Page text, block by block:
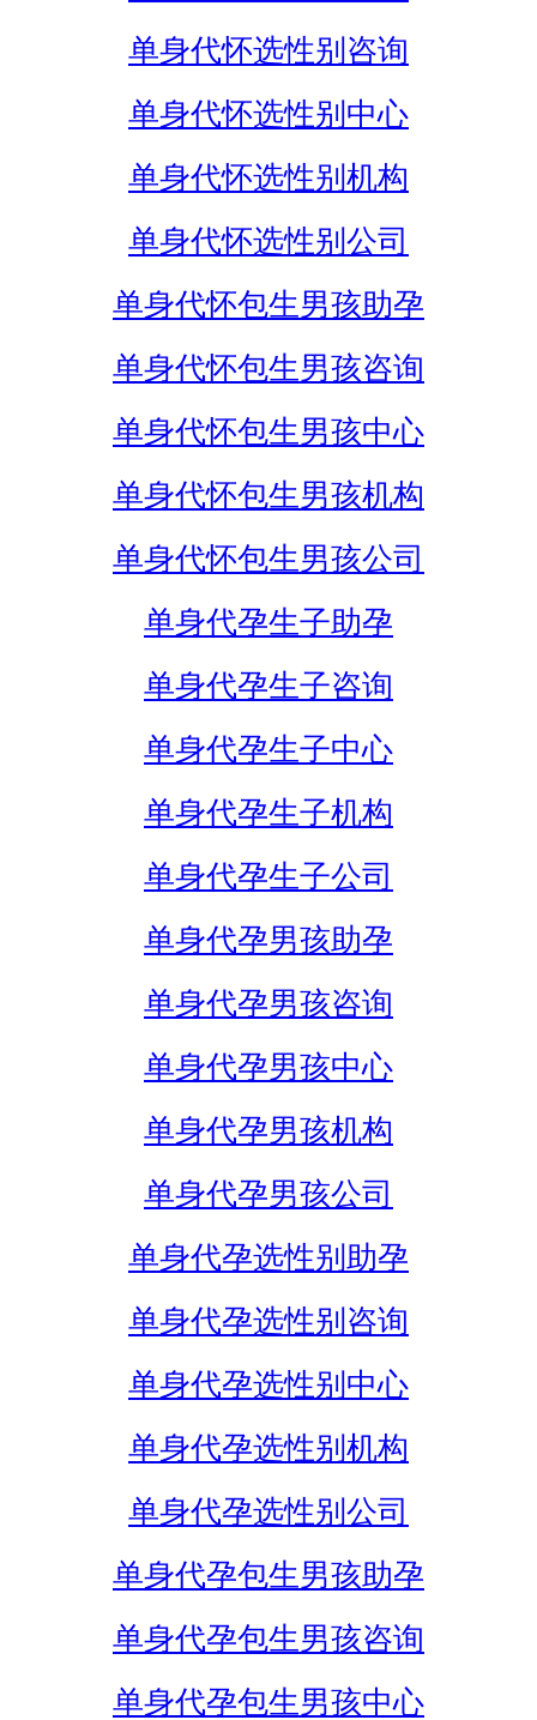
单身代怀选性别咨询
单身代怀选性别中心
单身代怀选性别机构
单身代怀选性别公司
单身代怀包生男孩助孕
单身代怀包生男孩咨询
单身代怀包生男孩中心
单身代怀包生男孩机构
单身代怀包生男孩公司
单身代孕生子助孕
单身代孕生子咨询
单身代孕生子中心
单身代孕生子机构
单身代孕生子公司
单身代孕男孩助孕
单身代孕男孩咨询
单身代孕男孩中心
单身代孕男孩机构
单身代孕男孩公司
单身代孕选性别助孕
单身代孕选性别咨询
单身代孕选性别中心
单身代孕选性别机构
单身代孕选性别公司
单身代孕包生男孩助孕
单身代孕包生男孩咨询
单身代孕包生男孩中心